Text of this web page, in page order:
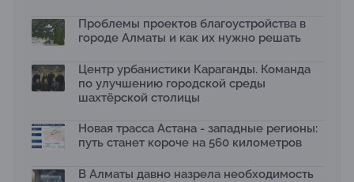
Проблемы проектов благоустройства в
городе Алматы и как их нужно решать
Центр урбанистики Караганды. Команда
по улучшению городской среды
шахтёрской столицы
Новая трасса Астана - западные регионы:
путь станет короче на 560 километров
В Алматы давно назрела необходимость